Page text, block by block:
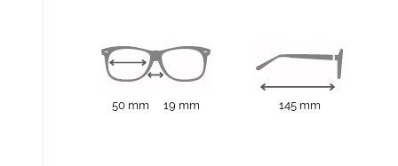
50 mm 19 mm 145 mm